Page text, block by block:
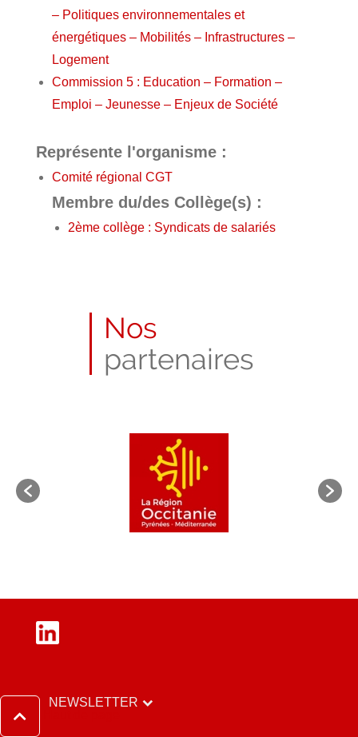
– Politiques environnementales et
énergétiques – Mobilités – Infrastructures –
Logement
Commission 5 : Education – Formation –
Emploi – Jeunesse – Enjeux de Société
Représente l'organisme :
Comité régional CGT
Membre du/des Collège(s) :
2ème collège : Syndicats de salariés
Nos
partenaires
LinkedIn
NEWSLETTER